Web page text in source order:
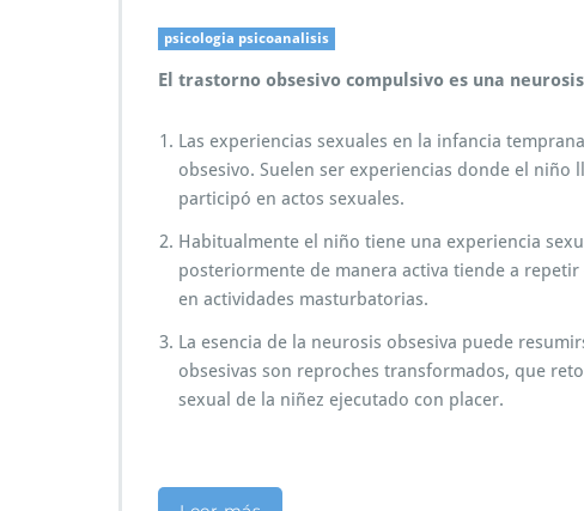
psicologia psicoanalisis
El trastorno obsesivo compulsivo es una
Las experiencias sexuales en la infancia
obsesivo. Suelen ser experiencias donde el niño
participó en actos sexuales.
Habitualmente el niño tiene una experiencia
posteriormente de manera activa tiende a
en actividades masturbatorias.
La esencia de la neurosis obsesiva puede
obsesivas son reproches transformados, que
sexual de la niñez ejecutado con placer.